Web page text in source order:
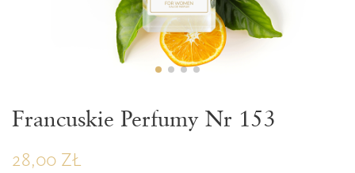
ZAPERFUMOWANIE 22%
Francuskie Perfumy Nr 153
28,00 ZŁ